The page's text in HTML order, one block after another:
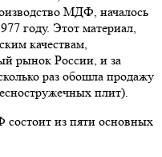
МДФ, началось
году. Этот материал,
качествам,
рынок России, и за
раз обошла продажу
плит).
из пяти основных